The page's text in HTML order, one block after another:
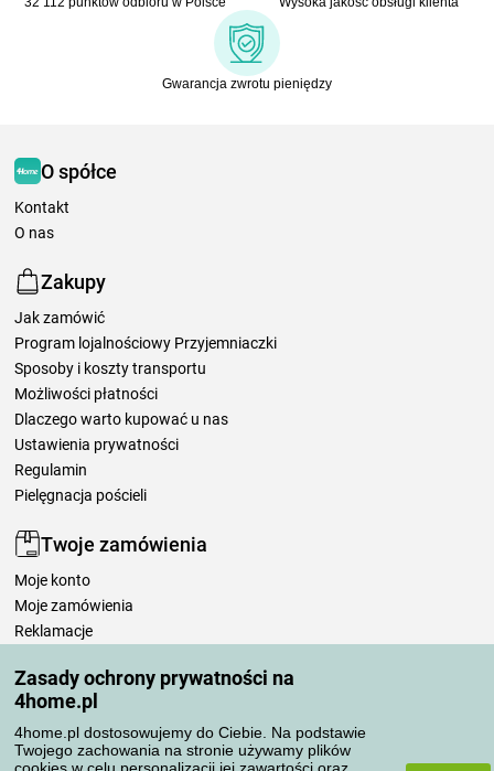
Zasady ochrony prywatności na
4home.pl
4home.pl dostosowujemy do Ciebie. Na podstawie
Twojego zachowania na stronie używamy plików
Gwarancja zwrotu pieniędzy
O spółce
Kontakt
O nas
Zakupy
Jak zamówić
Program lojalnościowy Przyjemniaczki
Sposoby i koszty transportu
Możliwości płatności
Dlaczego warto kupować u nas
Ustawienia prywatności
Regulamin
Pielęgnacja pościeli
Twoje zamówienia
Moje konto
Moje zamówienia
Reklamacje
Zasady przetwarzania recenzji
Sposoby transportu